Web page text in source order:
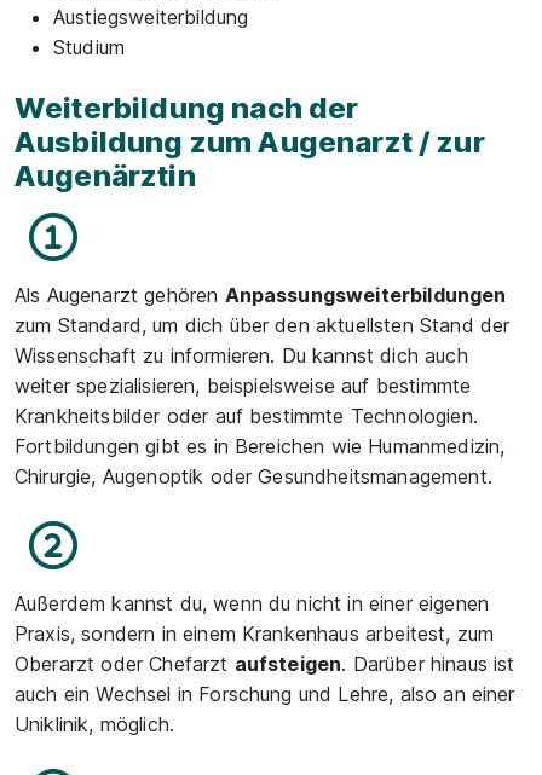
Austiegsweiterbildung
Studium
Weiterbildung nach der
Ausbildung zum Augenarzt / zur
Augenärztin
Als Augenarzt gehören Anpassungsweiterbildungen
zum Standard, um dich über den aktuellsten Stand der
Wissenschaft zu informieren. Du kannst dich auch
weiter spezialisieren, beispielsweise auf bestimmte
Krankheitsbilder oder auf bestimmte Technologien.
Fortbildungen gibt es in Bereichen wie Humanmedizin,
Chirurgie, Augenoptik oder Gesundheitsmanagement.
Außerdem kannst du, wenn du nicht in einer eigenen
Praxis, sondern in einem Krankenhaus arbeitest, zum
Oberarzt oder Chefarzt aufsteigen. Darüber hinaus ist
auch ein Wechsel in Forschung und Lehre, also an einer
Uniklinik, möglich.